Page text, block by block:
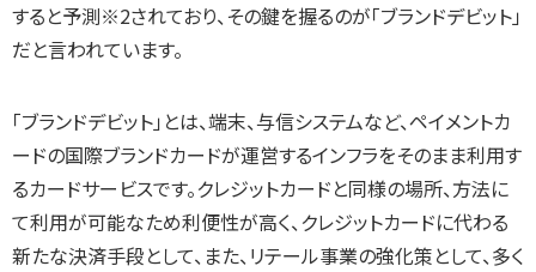
すると予測※2されており、その鍵を握るのが「ブランドデビット」
だと言われています。
「ブランドデビット」とは、端末、与信システムなど、ペイメントカ
ードの国際ブランドカードが運営するインフラをそのまま利用す
るカードサービスです。クレジットカードと同様の場所、方法に
て利用が可能なため利便性が高く、クレジットカードに代わる
新たな決済手段として、また、リテール事業の強化策として、多く